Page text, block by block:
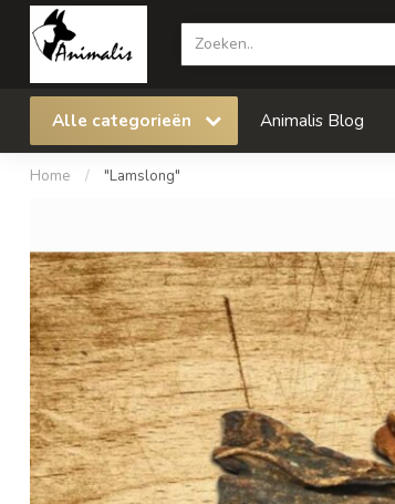
Alle categorieën Animalis Blog
Home / "Lamslong"